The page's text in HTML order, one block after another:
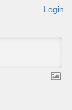
Login